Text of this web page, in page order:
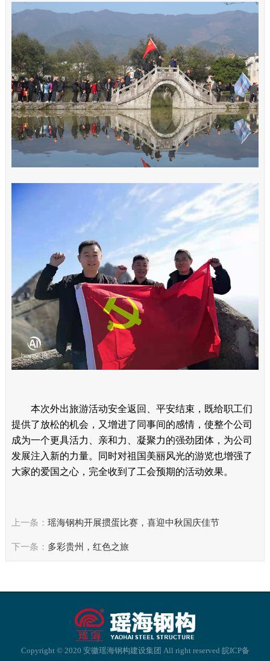
本次外出旅游活动安全返回、平安结束，既给职工们
提供了放松的机会，又增进了同事间的感情，使整个公司
成为一个更具活力、亲和力、凝聚力的强劲团体，为公司
发展注入新的力量。同时对祖国美丽风光的游览也增强了
大家的爱国之心，完全收到了工会预期的活动效果。
上一条： 瑶海钢构开展掼蛋比赛，喜迎中秋国庆佳节
下一条： 多彩贵州，红色之旅
Copyright © 2020 安徽瑶海钢构建设集团 All right reserved 皖ICP备